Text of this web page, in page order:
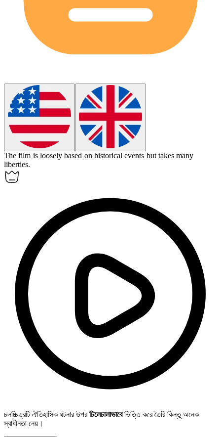
The film is loosely based on historical events but takes many
liberties.
চলচ্চিত্রটি ঐতিহাসিক ঘটনার উপরঢিলেঢালাভাবেভিত্তি করে তৈরি কিন্তু অনেক
স্বাধীনতা নেয়।